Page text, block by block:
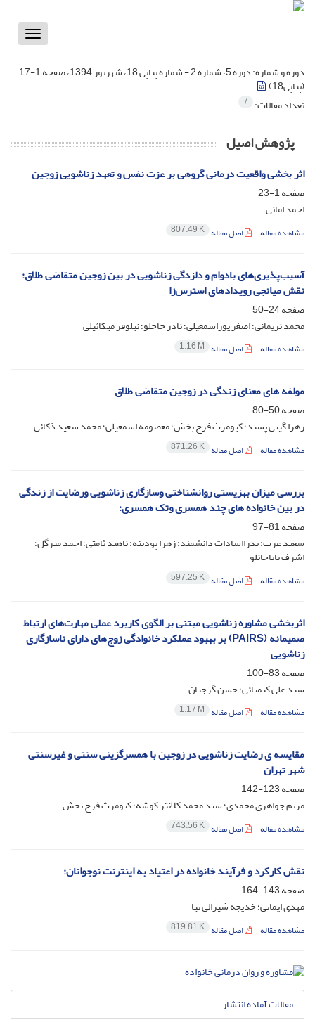
Toggle
دوره و شماره:
دوره 5، شماره 2 - شماره پیاپی 18، شهریور 1394، صفحه 1-17
(پیاپی18)
تعداد مقالات: 7
پژوهش اصیل
اثر بخشی واقعیت درمانی گروهی بر عزت نفس و تعهد زناشویی زوجین
صفحه1-23
احمد امانی
مشاهده مقاله اصل مقاله 807.49 K
آسیب‌پذیری‌های بادوام و دلزدگی زناشویی در بین زوجین متقاضی طلاق:
نقش میانجی رویدادهای استرس‌زا
صفحه24-50
محمد نریمانی؛ اصغر پوراسمعیلی؛ نادر حاجلو؛ نیلوفر میکائیلی
مشاهده مقاله اصل مقاله 1.16 M
مولفه های معنای زندگی در زوجین متقاضی طلاق
صفحه50-80
زهرا گیتی پسند؛ کیومرث فرح بخش؛ معصومه اسمعیلی؛ محمد سعید ذکائی
مشاهده مقاله اصل مقاله 871.26 K
بررسی میزان بهزیستی روانشناختی وسازگاری زناشویی ورضایت از زندگی
در بین خانواده های چند همسری وتک همسری:
صفحه81-97
سعید عرب؛ بدرااسادات دانشمند؛ زهرا پودینه؛ ناهید ثامتی؛ احمد میرگل؛
اشرف باباخانلو
مشاهده مقاله اصل مقاله 597.25 K
اثربخشی مشاوره زناشویی مبتنی بر الگوی کاربرد عملی مهارت‌های ارتباط
صمیمانه (PAIRS) بر بهبود عملکرد خانوادگی زوج‌های دارای ناسازگاری
زناشویی
صفحه83-100
سید علی کیمیائی؛ حسن گرجیان
مشاهده مقاله اصل مقاله 1.17 M
مقایسه ی رضایت زناشویی در زوجین با همسرگزینی سنتی و غیرسنتی
شهر تهران
صفحه123-142
مریم جواهری محمدی؛ سید محمد کلانتر کوشه؛ کیومرث فرح بخش
مشاهده مقاله اصل مقاله 743.56 K
نقش کارکرد و فرآیند خانواده در اعتیاد به اینترنت نوجوانان:
صفحه143-164
مهدی ایمانی؛ خدیجه شیرالی نیا
مشاهده مقاله اصل مقاله 819.81 K
مقالات آماده انتشار